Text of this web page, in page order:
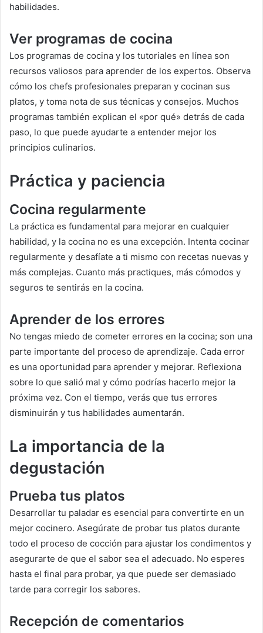
habilidades.
Ver programas de cocina
Los programas de cocina y los tutoriales en línea son
recursos valiosos para aprender de los expertos. Observa
cómo los chefs profesionales preparan y cocinan sus
platos, y toma nota de sus técnicas y consejos. Muchos
programas también explican el «por qué» detrás de cada
paso, lo que puede ayudarte a entender mejor los
principios culinarios.
Práctica y paciencia
Cocina regularmente
La práctica es fundamental para mejorar en cualquier
habilidad, y la cocina no es una excepción. Intenta cocinar
regularmente y desafíate a ti mismo con recetas nuevas y
más complejas. Cuanto más practiques, más cómodos y
seguros te sentirás en la cocina.
Aprender de los errores
No tengas miedo de cometer errores en la cocina; son una
parte importante del proceso de aprendizaje. Cada error
es una oportunidad para aprender y mejorar. Reflexiona
sobre lo que salió mal y cómo podrías hacerlo mejor la
próxima vez. Con el tiempo, verás que tus errores
disminuirán y tus habilidades aumentarán.
La importancia de la
degustación
Prueba tus platos
Desarrollar tu paladar es esencial para convertirte en un
mejor cocinero. Asegúrate de probar tus platos durante
todo el proceso de cocción para ajustar los condimentos y
asegurarte de que el sabor sea el adecuado. No esperes
hasta el final para probar, ya que puede ser demasiado
tarde para corregir los sabores.
Recepción de comentarios